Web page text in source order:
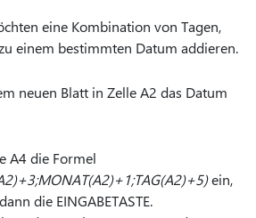
eine Kombination von Tagen,
einem bestimmten Datum addieren.
neuen Blatt in Zelle A2 das Datum
A4 die Formel
ein,
die EINGABETASTE.